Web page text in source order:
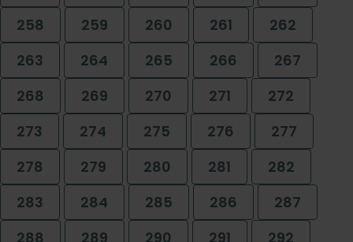
258
259 260 261
262
263
264 265 266
267
268
269 270 271
272
273
274 275 276
277
278
279 280 281
282
283
284 285 286
287
288
289 290 291
292